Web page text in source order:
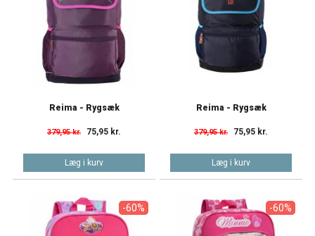
Reima - Rygsæk
379,95 kr. 75,95 kr.
Læg i kurv
Reima - Rygsæk
379,95 kr. 75,95 kr.
Læg i kurv
-60% -60%